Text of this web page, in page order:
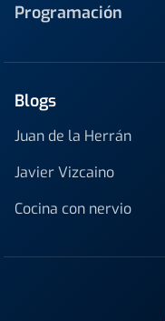
Programación
Blogs
Juan de la Herrán
Javier Vizcaino
Cocina con nervio